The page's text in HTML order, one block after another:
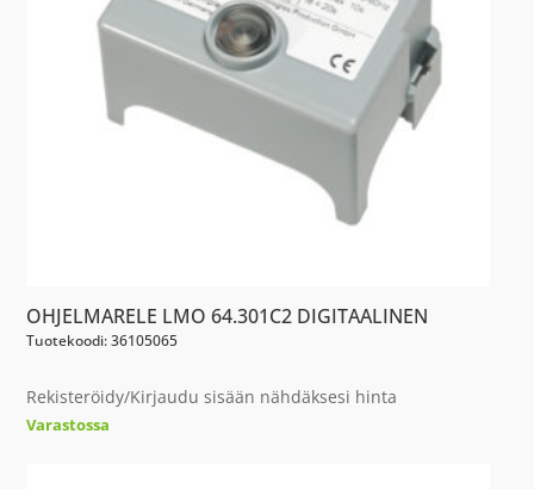
OHJELMARELE LMO 64.301C2 DIGITAALINEN
Tuotekoodi: 36105065
Rekisteröidy/Kirjaudu sisään nähdäksesi hinta
Varastossa